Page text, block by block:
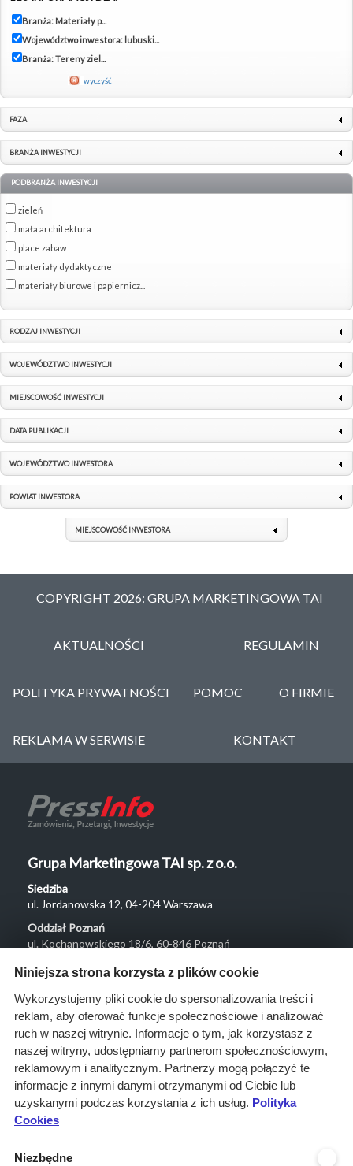
Branża: Materiały p...
Województwo inwestora: lubuski...
Branża: Tereny ziel...
wyczyść
FAZA
BRANŻA INWESTYCJI
PODBRANŻA INWESTYCJI
zieleń
mała architektura
place zabaw
materiały dydaktyczne
materiały biurowe i papiernicz...
RODZAJ INWESTYCJI
WOJEWÓDZTWO INWESTYCJI
MIEJSCOWOŚĆ INWESTYCJI
DATA PUBLIKACJI
WOJEWÓDZTWO INWESTORA
POWIAT INWESTORA
MIEJSCOWOŚĆ INWESTORA
COPYRIGHT 2026: GRUPA MARKETINGOWA TAI
AKTUALNOŚCI REGULAMIN
POLITYKA PRYWATNOŚCI POMOC O FIRMIE
REKLAMA W SERWISIE KONTAKT
Grupa Marketingowa TAI sp. z o.o.
Siedziba
ul. Jordanowska 12, 04-204 Warszawa
Oddział Poznań
ul. Kochanowskiego 18/6, 60-846 Poznań
Menu
O nas
Rozwiązania
Monitoring
przetargów
Raporty
przetargowe
Niniejsza strona korzysta z plików cookie
Wykorzystujemy pliki cookie do spersonalizowania treści i
reklam, aby oferować funkcje społecznościowe i analizować
ruch w naszej witrynie. Informacje o tym, jak korzystasz z
naszej witryny, udostępniamy partnerom społecznościowym,
reklamowym i analitycznym. Partnerzy mogą połączyć te
informacje z innymi danymi otrzymanymi od Ciebie lub
uzyskanymi podczas korzystania z ich usług. Polityka
Cookies
Niezbędne